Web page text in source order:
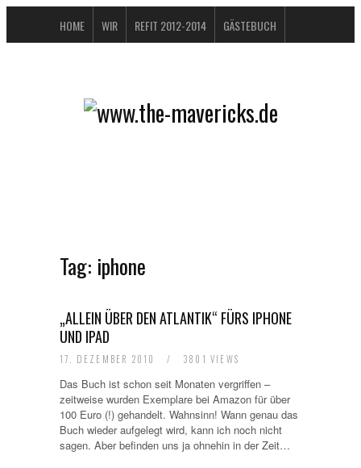
HOME WIR REFIT 2012-2014 GÄSTEBUCH
DATENSCHUTZERKLÄRUNG
Tag: iphone
„ALLEIN ÜBER DEN ATLANTIK“ FÜRS IPHONE
UND IPAD
17. DEZEMBER 2010 / 3801 VIEWS
Das Buch ist schon seit Monaten vergriffen –
zeitweise wurden Exemplare bei Amazon für über
100 Euro (!) gehandelt. Wahnsinn! Wann genau das
Buch wieder aufgelegt wird, kann ich noch nicht
sagen. Aber befinden uns ja ohnehin in der Zeit…